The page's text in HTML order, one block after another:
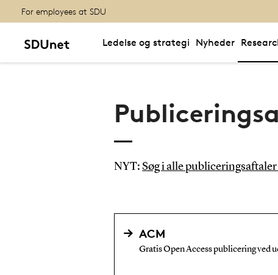
For employees at SDU
Ledelse og strategi Nyheder
NYT: Søg i alle
ACM
Gratis Open Access publicering ved